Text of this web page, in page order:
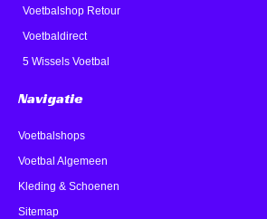
Voetbalshop Retour
Voetbaldirect
5 Wissels Voetbal
Navigatie
Voetbalshops
Voetbal Algemeen
Kleding & Schoenen
Sitemap